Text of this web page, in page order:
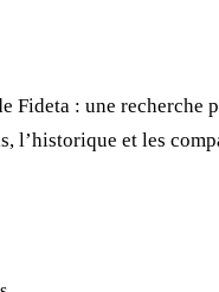
Fideta : une
l’historique et les